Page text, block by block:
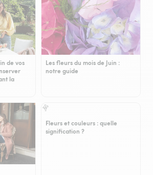
de vos
la
Les fleurs du mois de Juin :
notre guide
Fleurs et couleurs : quelle
signification ?